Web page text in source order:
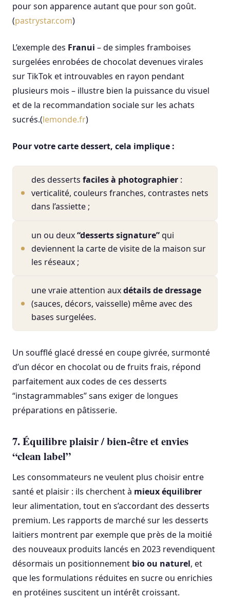
pour son apparence autant que pour son goût.
(pastrystar.com)
L’exemple des Franui – de simples framboises
surgelées enrobées de chocolat devenues virales
sur TikTok et introuvables en rayon pendant
plusieurs mois – illustre bien la puissance du visuel
et de la recommandation sociale sur les achats
sucrés.(lemonde.fr)
Pour votre carte dessert, cela implique :
des desserts faciles à photographier :
verticalité, couleurs franches, contrastes nets
dans l’assiette ;
un ou deux“desserts signature”qui
deviennent la carte de visite de la maison sur
les réseaux ;
une vraie attention auxdétails de dressage
(sauces, décors, vaisselle) même avec des
bases surgelées.
Un soufflé glacé dressé en coupe givrée, surmonté
d’un décor en chocolat ou de fruits frais, répond
parfaitement aux codes de ces desserts
“instagrammables” sans exiger de longues
préparations en pâtisserie.
7. Équilibre plaisir / bien-être et envies
“clean label”
Les consommateurs ne veulent plus choisir entre
santé et plaisir : ils cherchent à mieux équilibrer
leur alimentation, tout en s’accordant des desserts
premium. Les rapports de marché sur les desserts
laitiers montrent par exemple que près de la moitié
des nouveaux produits lancés en 2023 revendiquent
désormais un positionnement bio ou naturel, et
que les formulations réduites en sucre ou enrichies
en protéines suscitent un intérêt croissant.